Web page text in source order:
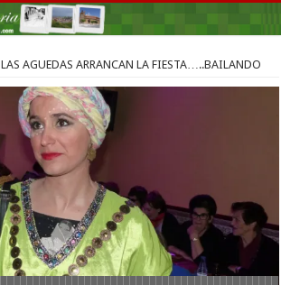
LAS AGUEDAS ARRANCAN LA FIESTA…..BAILANDO